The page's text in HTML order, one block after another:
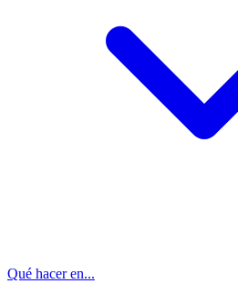
Qué hacer en...